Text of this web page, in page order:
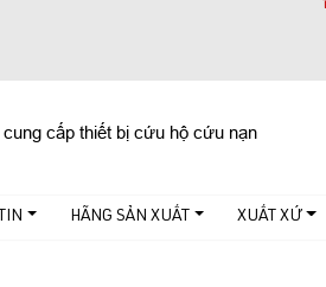
cấp thiết bị cứu hộ cứu nạn
HÃNG SẢN XUẤT XUẤT XỨ